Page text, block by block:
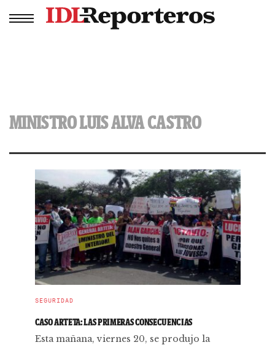
MINISTRO LUIS ALVA CASTRO
SEGURIDAD
CASO ARTETA: LAS PRIMERAS CONSECUENCIAS
Esta mañana, viernes 20, se produjo la